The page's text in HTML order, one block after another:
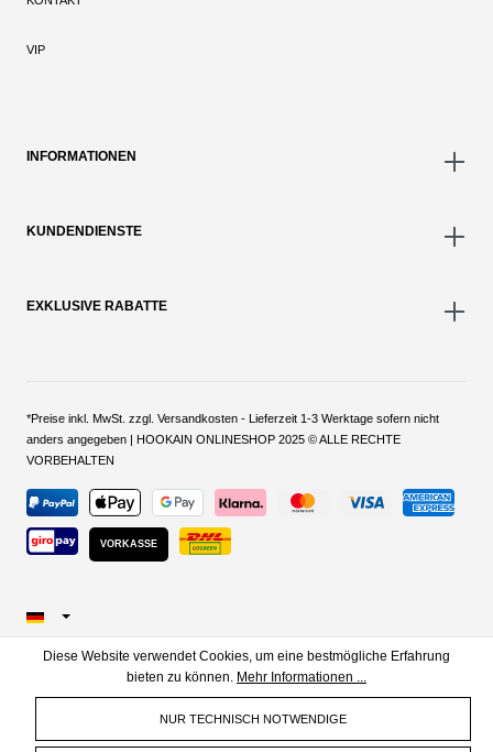
VIP
INFORMATIONEN
KUNDENDIENSTE
EXKLUSIVE RABATTE
*Preise inkl. MwSt. zzgl. Versandkosten - Lieferzeit 1-3 Werktage sofern nicht
anders angegeben | HOOKAIN ONLINESHOP 2025 © ALLE RECHTE
VORBEHALTEN
VORKASSE
Diese Website verwendet Cookies, um eine bestmögliche Erfahrung
bieten zu können. Mehr Informationen ...
NUR TECHNISCH NOTWENDIGE